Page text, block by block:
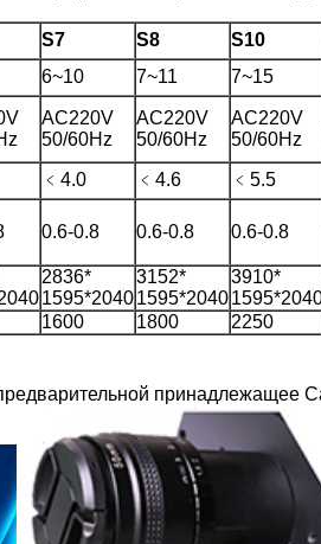
S7 S8 S10
6~10 7~11 7~15
AC220V
50/60Hz
AC220V
50/60Hz
AC220V
50/60Hz
﹤4.0 ﹤4.6 ﹤5.5
0.6-0.8 0.6-0.8 0.6-0.8
2836*
1595*2040
3152*
1595*2040
3910*
1600 1800 2250
принадлежащее